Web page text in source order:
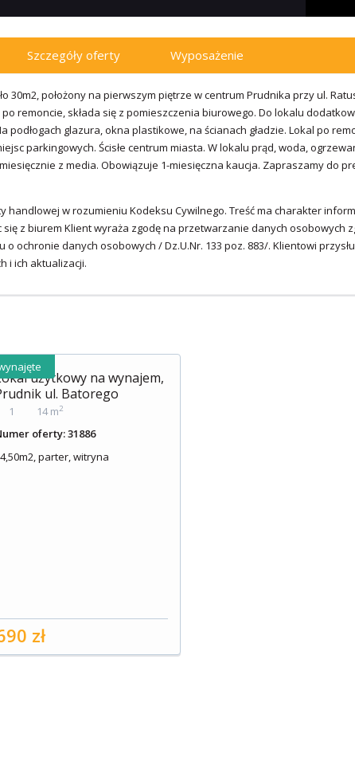
Szczegóły oferty Wyposażenie
30m2, położony na pierwszym piętrze w centrum Prudnika przy ul.
remoncie, składa się z pomieszczenia biurowego. Do lokalu
podłogach glazura, okna plastikowe, na ścianach gładzie. Lokal po
parkingowych. Ścisłe centrum miasta. W lokalu prąd, woda,
miesięcznie z media. Obowiązuje 1-miesięczna kaucja. Zapraszamy do
handlowej w rozumieniu Kodeksu Cywilnego. Treść ma charakter
z biurem Klient wyraża zgodę na przetwarzanie danych osobowych
ochronie danych osobowych / Dz.U.Nr. 133 poz. 883/. Klientowi
i ich aktualizacji.
użytkowy na wynajem,
ul. Batorego
1 14 m2
oferty: 31886
parter, witryna
zł